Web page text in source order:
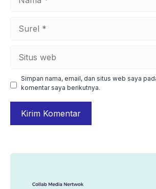
Simpan nama, email, dan situs web saya
komentar saya berikutnya.